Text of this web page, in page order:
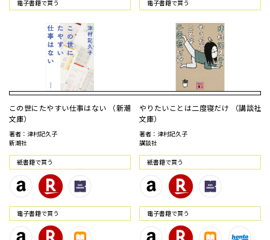
電⼦書籍で買う 電⼦書籍で買う
この世にたやすい仕事はない （新潮
文庫）
著者：津村記久子
新潮社
紙書籍で買う
電⼦書籍で買う
やりたいことは二度寝だけ （講談社
文庫）
著者：津村記久子
講談社
紙書籍で買う
電⼦書籍で買う